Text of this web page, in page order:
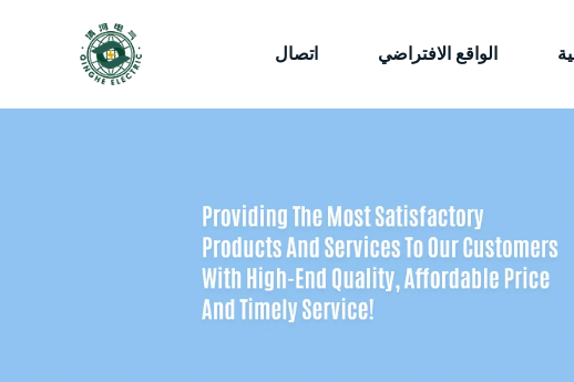
الواقع الافتراضي اتصال